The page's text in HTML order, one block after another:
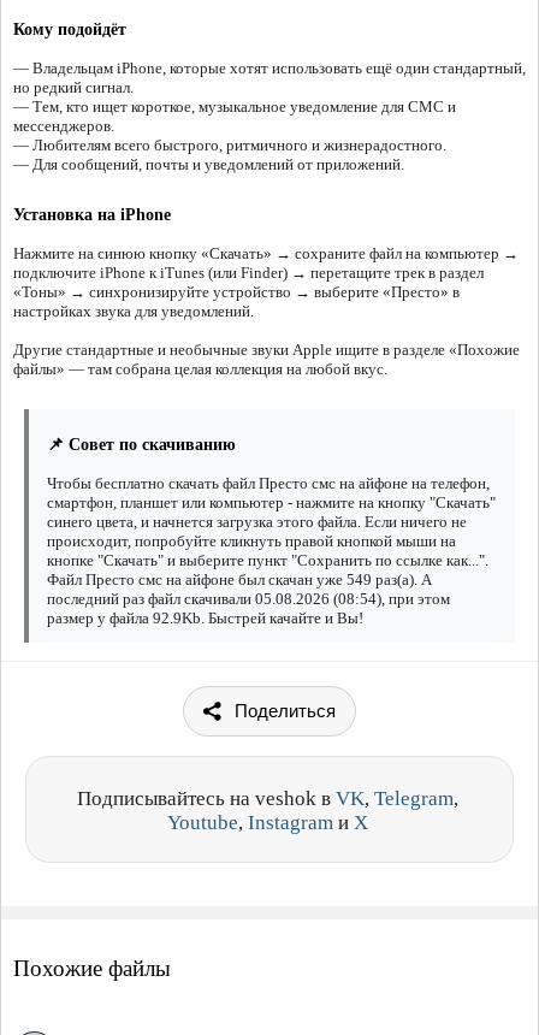
Кому подойдёт
— Владельцам iPhone, которые хотят использовать ещё один стандартный,
но редкий сигнал.
— Тем, кто ищет короткое, музыкальное уведомление для СМС и
мессенджеров.
— Любителям всего быстрого, ритмичного и жизнерадостного.
— Для сообщений, почты и уведомлений от приложений.
Установка на iPhone
Нажмите на синюю кнопку «Скачать» → сохраните файл на компьютер →
подключите iPhone к iTunes (или Finder) → перетащите трек в раздел
«Тоны» → синхронизируйте устройство → выберите «Престо» в
настройках звука для уведомлений.
Другие стандартные и необычные звуки Apple ищите в разделе «Похожие
файлы» — там собрана целая коллекция на любой вкус.
📌 Совет по скачиванию
Чтобы бесплатно скачать файл Престо смс на айфоне на телефон,
смартфон, планшет или компьютер - нажмите на кнопку "Скачать"
синего цвета, и начнется загрузка этого файла. Если ничего не
происходит, попробуйте кликнуть правой кнопкой мыши на
кнопке "Скачать" и выберите пункт "Сохранить по ссылке как...".
Файл Престо смс на айфоне был скачан уже 549 раз(а). А
последний раз файл скачивали 05.08.2026 (08:54), при этом
размер у файла 92.9Kb. Быстрей качайте и Вы!
Поделиться
Подписывайтесь на veshok в VK, Telegram,
Youtube, Instagram и X
Похожие файлы